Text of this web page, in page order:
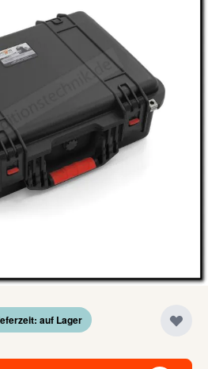
IP67
Griffe (einklappbar)
ein Schloss (Edelstahl
mit Dichtung
auf Lager